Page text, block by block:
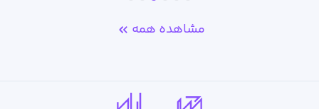
مشاهده همه